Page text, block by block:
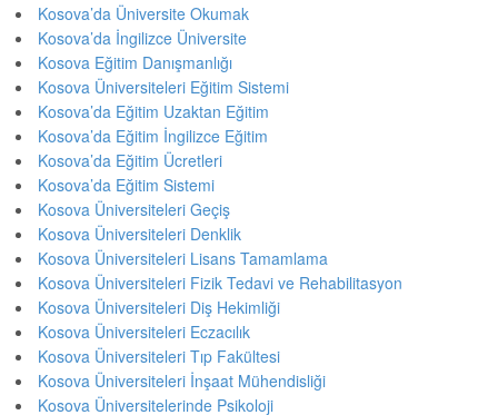
Kosova’da Üniversite Okumak
Kosova’da İngilizce Üniversite
Kosova Eğitim Danışmanlığı
Kosova Üniversiteleri Eğitim Sistemi
Kosova’da Eğitim Uzaktan Eğitim
Kosova’da Eğitim İngilizce Eğitim
Kosova’da Eğitim Ücretleri
Kosova’da Eğitim Sistemi
Kosova Üniversiteleri Geçiş
Kosova Üniversiteleri Denklik
Kosova Üniversiteleri Lisans Tamamlama
Kosova Üniversiteleri Fizik Tedavi ve Rehabilitasyon
Kosova Üniversiteleri Diş Hekimliği
Kosova Üniversiteleri Eczacılık
Kosova Üniversiteleri Tıp Fakültesi
Kosova Üniversiteleri İnşaat Mühendisliği
Kosova Üniversitelerinde Psikoloji